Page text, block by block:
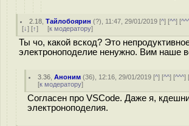
2.18 ,Тайлобоярин (?), 11:47, 29/01/2019 [^] [^^] [
[↓] [↑] [к модератору]
Ты чо, какой вскод? Это
электроноподелие ненужно. Вим наше
3.36 ,Аноним (36), 12:16, 29/01/2019 [^] [^^] [^^^]
[к модератору]
Согласен про VSCode. Даже я,
электроноподелия.